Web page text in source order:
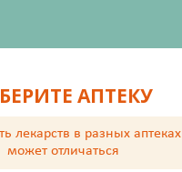
АПТЕКУ
лекарств в разных аптеках
может отличаться